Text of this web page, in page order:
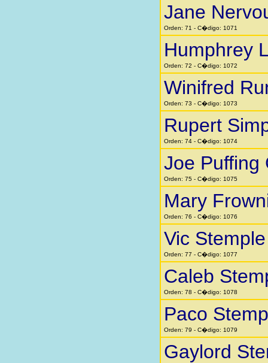
Jane
Orden: 71 - C�digo: 1071
Humphrey
Orden: 72 - C�digo: 1072
Winifred
Orden: 73 - C�digo: 1073
Rupert
Orden: 74 - C�digo: 1074
Joe Puffing
Orden: 75 - C�digo: 1075
Mary
Orden: 76 - C�digo: 1076
Vic Stemple
Orden: 77 - C�digo: 1077
Caleb
Orden: 78 - C�digo: 1078
Paco
Orden: 79 - C�digo: 1079
Gaylord